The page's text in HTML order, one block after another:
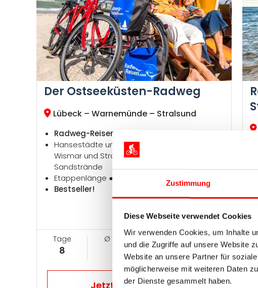
Zustimmung
Diese Webseite verwendet Cookies
Wir verwenden Cookies, um Inhalte
und die Zugriffe auf unsere Website
Website an unsere Partner für
möglicherweise mit weiteren Daten
der Dienste gesammelt haben.
Der Ostseeküsten-Radweg
Lübeck – Warnemünde – Stralsund
Radweg-Reisen Tour
Hansestädte und UNESCO-Welterbe Lübeck,
Wismar und Stralsund, Boddenküste und
Sandstrände
Etappenlänge ●●●○○, Höhenprofil ●●○○○
Bestseller!
Tage
8
Ø km pro Tag
50
Jetzt ab
999 €
Jetzt Reise buchen